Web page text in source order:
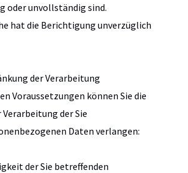
oder unvollständig sind.
hat die Berichtigung unverzüglich
der Verarbeitung
Voraussetzungen können Sie die
der Sie
Daten verlangen:
der Sie betreffenden